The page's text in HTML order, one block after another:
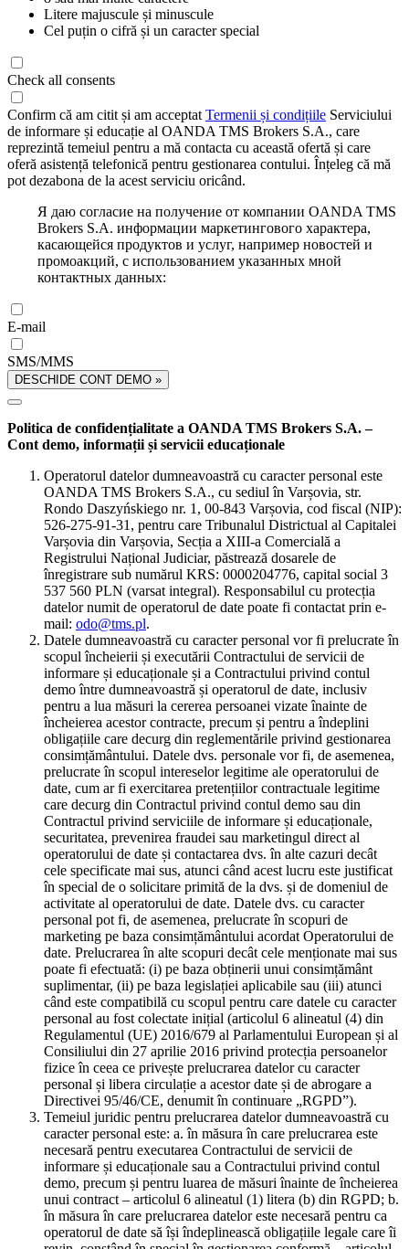
Litere majuscule și minuscule
Cel puțin o cifră și un caracter special
Check all consents
Confirm că am citit și am acceptat Termenii și condițiile Serviciului
de informare și educație al OANDA TMS Brokers S.A., care
reprezintă temeiul pentru a mă contacta cu această ofertă și care
oferă asistență telefonică pentru gestionarea contului. Înțeleg că mă
pot dezabona de la acest serviciu oricând.
Я даю согласие на получение от компании OANDA TMS
Brokers S.A. информации маркетингового характера,
касающейся продуктов и услуг, например новостей и
промоакций, с использованием указанных мной
контактных данных:
E-mail
SMS/MMS
DESCHIDE CONT DEMO »
Politica de confidențialitate a OANDA TMS Brokers S.A. –
Cont demo, informații și servicii educaționale
Operatorul datelor dumneavoastră cu caracter personal este
OANDA TMS Brokers S.A., cu sediul în Varșovia, str.
Rondo Daszyńskiego nr. 1, 00-843 Varșovia, cod fiscal (NIP):
526-275-91-31, pentru care Tribunalul Districtual al Capitalei
Varșovia din Varșovia, Secția a XIII-a Comercială a
Registrului Național Judiciar, păstrează dosarele de
înregistrare sub numărul KRS: 0000204776, capital social 3
537 560 PLN (varsat integral). Responsabilul cu protecția
datelor numit de operatorul de date poate fi contactat prin e-
mail: odo@tms.pl.
Datele dumneavoastră cu caracter personal vor fi prelucrate în
scopul încheierii și executării Contractului de servicii de
informare și educaționale și a Contractului privind contul
demo între dumneavoastră și operatorul de date, inclusiv
pentru a lua măsuri la cererea persoanei vizate înainte de
încheierea acestor contracte, precum și pentru a îndeplini
obligațiile care decurg din reglementările privind gestionarea
consimțământului. Datele dvs. personale vor fi, de asemenea,
prelucrate în scopul intereselor legitime ale operatorului de
date, cum ar fi exercitarea pretențiilor contractuale legitime
care decurg din Contractul privind contul demo sau din
Contractul privind serviciile de informare și educaționale,
securitatea, prevenirea fraudei sau marketingul direct al
operatorului de date și contactarea dvs. în alte cazuri decât
cele specificate mai sus, atunci când acest lucru este justificat
în special de o solicitare primită de la dvs. și de domeniul de
activitate al operatorului de date. Datele dvs. cu caracter
personal pot fi, de asemenea, prelucrate în scopuri de
marketing pe baza consimțământului acordat Operatorului de
date. Prelucrarea în alte scopuri decât cele menționate mai sus
poate fi efectuată: (i) pe baza obținerii unui consimțământ
suplimentar, (ii) pe baza legislației aplicabile sau (iii) atunci
când este compatibilă cu scopul pentru care datele cu caracter
personal au fost colectate inițial (articolul 6 alineatul (4) din
Regulamentul (UE) 2016/679 al Parlamentului European și al
Consiliului din 27 aprilie 2016 privind protecția persoanelor
fizice în ceea ce privește prelucrarea datelor cu caracter
personal și libera circulație a acestor date și de abrogare a
Directivei 95/46/CE, denumit în continuare „RGPD”).
Temeiul juridic pentru prelucrarea datelor dumneavoastră cu
caracter personal este: a. în măsura în care prelucrarea este
necesară pentru executarea Contractului de servicii de
informare și educaționale sau a Contractului privind contul
demo, precum și pentru luarea de măsuri înainte de încheierea
unui contract – articolul 6 alineatul (1) litera (b) din RGPD; b.
în măsura în care prelucrarea datelor este necesară pentru ca
operatorul de date să își îndeplinească obligațiile legale care îi